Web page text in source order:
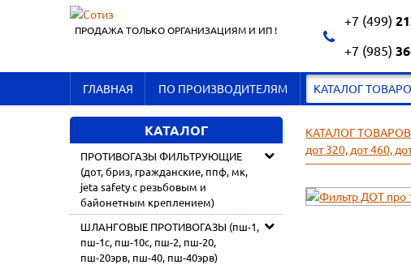
ПРОДАЖА ТОЛЬКО ОРГАНИЗАЦИЯМ И ИП !
+7 (499)
+7 (985)
ГЛАВНАЯ ПО ПРОИЗВОДИТЕЛЯМ КАТАЛОГ
КАТАЛОГ
ПРОТИВОГАЗЫ ФИЛЬТРУЮЩИЕ
(дот, бриз, гражданские, ппф, мк,
jeta safety с резьбовым и
байонетным креплением)
ШЛАНГОВЫЕ ПРОТИВОГАЗЫ (пш-1,
пш-1с, пш-10с, пш-2, пш-20,
пш-20эрв, пш-40, пш-40эрв)
КАТАЛОГ ТОВАРОВ
дот 320, дот 460,